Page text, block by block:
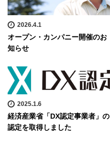
2026.4.1
オープン・カンパニー開催のお
知らせ
2025.1.6
経済産業省「DX認定事業者」の
認定を取得しました